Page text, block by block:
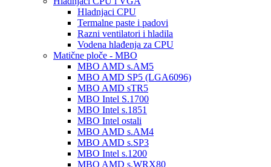
Hladnjaci CPU
Termalne paste i padovi
Razni ventilatori i hladila
Vodena hlađenja za CPU
Matične ploče - MBO
MBO AMD s.AM5
MBO AMD SP5 (LGA6096)
MBO AMD sTR5
MBO Intel S.1700
MBO Intel s.1851
MBO Intel ostali
MBO AMD s.AM4
MBO AMD s.SP3
MBO Intel s.1200
MBO AMD s.WRX80